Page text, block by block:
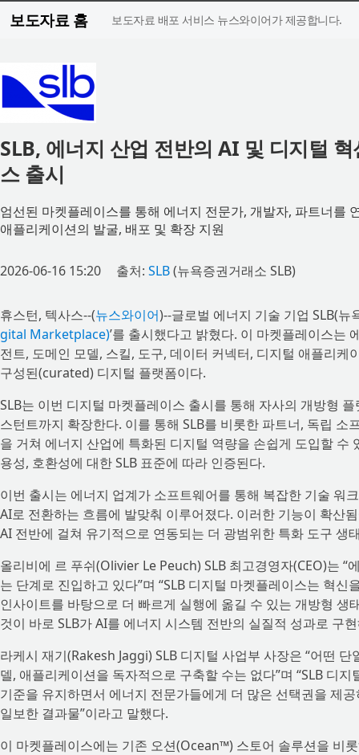
보도자료 홈 보도자료 배포 서비스 뉴스와이어가 제공합니다.
SLB, 에너지 산업 전반의 AI 및 디지털
스 출시
엄선된 마켓플레이스를 통해 에너지 전문가, 개발자, 파트너를
애플리케이션의 발굴, 배포 및 확장 지원
2026-06-16 15:20 출처: SLB(뉴욕증권거래소 SLB)
휴스턴, 텍사스--(뉴스와이어)--글로벌 에너지 기술 기업 SLB(뉴
gital Marketplace)’를 출시했다고 밝혔다. 이 마켓플레이스는
전트, 도메인 모델, 스킬, 도구, 데이터 커넥터, 디지털 애플리
구성된(curated) 디지털 플랫폼이다.
SLB는 이번 디지털 마켓플레이스 출시를 통해 자사의 개방형
스턴트까지 확장한다. 이를 통해 SLB를 비롯한 파트너, 독립
을 거쳐 에너지 산업에 특화된 디지털 역량을 손쉽게 도입할
용성, 호환성에 대한 SLB 표준에 따라 인증된다.
이번 출시는 에너지 업계가 소프트웨어를 통해 복잡한 기술 워
AI로 전환하는 흐름에 발맞춰 이루어졌다. 이러한 기능이 확산
AI 전반에 걸쳐 유기적으로 연동되는 더 광범위한 특화 도구 생
올리비에 르 푸쉬(Olivier Le Peuch) SLB 최고경영자(CEO)는
는 단계로 진입하고 있다”며 “SLB 디지털 마켓플레이스는 혁
인사이트를 바탕으로 더 빠르게 실행에 옮길 수 있는 개방형
것이 바로 SLB가 AI를 에너지 시스템 전반의 실질적 성과로 구
라케시 재기(Rakesh Jaggi) SLB 디지털 사업부 사장은 “어떤
델, 애플리케이션을 독자적으로 구축할 수는 없다”며 “SLB 디
기준을 유지하면서 에너지 전문가들에게 더 많은 선택권을 제
일보한 결과물”이라고 말했다.
이 마켓플레이스에는 기존 오션(Ocean™) 스토어 솔루션을 비